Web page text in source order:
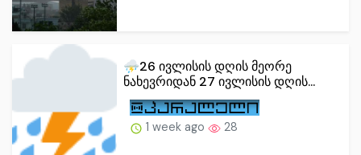
⛈️26 ივლისის დღის მეორე
ნახევრიდან 27 ივლისის დღის...
1 week ago 28